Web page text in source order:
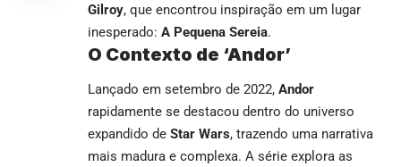
Gilroy, que encontrou inspiração em um lugar
inesperado: A Pequena Sereia.
O Contexto de ‘Andor’
Lançado em setembro de 2022, Andor
rapidamente se destacou dentro do universo
expandido de Star Wars, trazendo uma narrativa
mais madura e complexa. A série explora as